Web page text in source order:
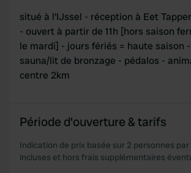
situé à l'IJssel - réception à Eet
- ouvert à partir de 11h [hors saison
le mardi] - jours fériés = haute saison
sauna/lit de bronzage - pédalos -
centre 2km
Période d'ouverture & tarifs
Indication de prix basée sur 2 personnes
incluses et hors frais supplémentaires